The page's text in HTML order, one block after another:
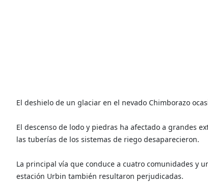
El deshielo de un glaciar en el nevado Chimborazo
El descenso de lodo y piedras ha afectado a grandes
las tuberías de los sistemas de riego desaparecieron.
La principal vía que conduce a cuatro comunidades y
estación Urbin también resultaron perjudicadas.